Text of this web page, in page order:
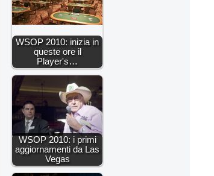
WSOP 2010: inizia in
queste ore il
Player's…
WSOP 2010: i primi
aggiornamenti da Las
Vegas